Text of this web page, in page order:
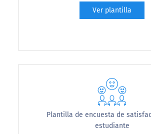
Ver plantilla
Plantilla de encuesta de
estudiante